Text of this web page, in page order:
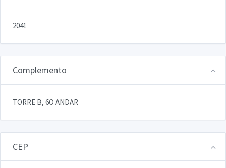
2041
Complemento
TORRE B, 6O ANDAR
CEP